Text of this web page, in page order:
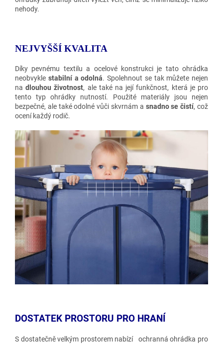
nehody.
NEJVYŠŠÍ KVALITA
Díky pevnému textilu a ocelové konstrukci je tato ohrádka
neobvykle stabilní a odolná. Spolehnout se tak můžete nejen
nadlouhou životnost, ale také na její funkčnost, která je pro
tento typ ohrádky nutností. Použité materiály jsou nejen
bezpečné, ale také odolné vůči skvrnám a snadno se čistí, což
ocení každý rodič.
DOSTATEK PROSTORU PRO HRANÍ
S dostatečně velkým prostorem nabízí
ochranná ohrádka pro